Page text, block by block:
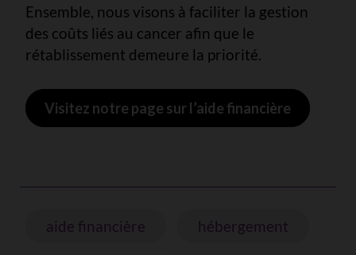
Ensemble, nous visons à faciliter la gestion
des coûts liés au cancer afin que le
rétablissement demeure la priorité.
Visitez notre page sur l’aide financière
aide financière hébergement